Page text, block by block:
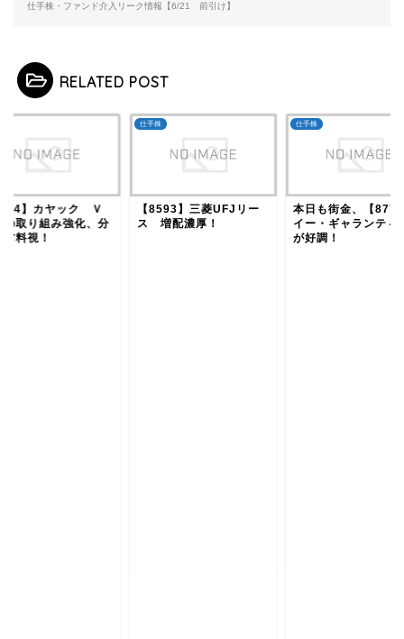
仕手株・ファンド介入リーク情報【6/21 前引け】
RELATED POST
】カヤック Ｖ
の取り組み強化、分
材料視！
仕手株
【8593】三菱UFJリー
ス 増配濃厚！
仕手株
本日も街金、【
イー・ギャランティ
が好調！